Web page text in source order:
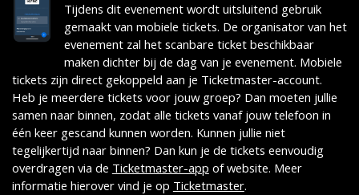
Tijdens dit evenement wordt uitsluitend gebruik
gemaakt van mobiele tickets. De organisator van het
evenement zal het scanbare ticket beschikbaar
maken dichter bij de dag van je evenement. Mobiele
tickets zijn direct gekoppeld aan je Ticketmaster-account.
Heb je meerdere tickets voor jouw groep? Dan moeten jullie
samen naar binnen, zodat alle tickets vanaf jouw telefoon in
één keer gescand kunnen worden. Kunnen jullie niet
tegelijkertijd naar binnen? Dan kun je de tickets eenvoudig
overdragen via de Ticketmaster-app of website. Meer
informatie hierover vind je op Ticketmaster.